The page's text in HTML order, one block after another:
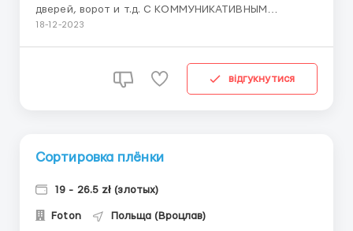
дверей, ворот и т.д. С КОММУНИКАТИВНЫМ
ПОЛЬСКИМ ЯЗЫКОМ, требуются Слесаря с умением
нетто, +премия до 500 зл (около 26,00 злотых в час)
18-12-2023
відгукнутися
Сортировка плёнки
19 - 26.5 zł (злотых)
Foton Польща (Вроцлав)